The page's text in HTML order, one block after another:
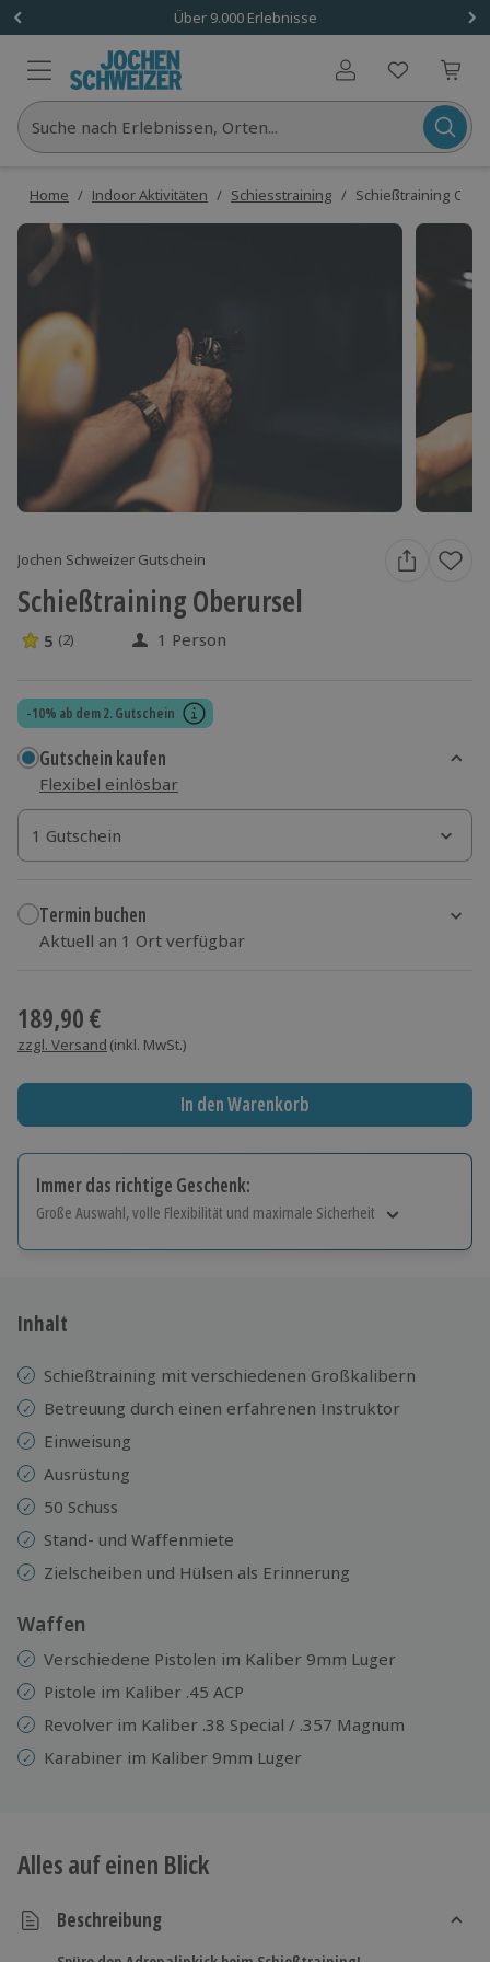
Über 9.000 Erlebnisse
Benutzerkonto
Suche nach Erlebnissen, Orten...
Home / Indoor Aktivitäten / Schiesstraining / Schießtraining
Jochen Schweizer Gutschein
Schießtraining Oberursel
5 Sterne von 5 aus 2 Bewertungen
5 (2) 1 Person
-10% ab dem 2. Gutschein
Gutschein kaufen
Flexibel einlösbar
1 Gutschein
1 Gutschein
1 Gutschein
Termin buchen
Aktuell an 1 Ort verfügbar
189,90 €
zzgl. Versand (inkl. MwSt.)
In den Warenkorb
Immer das richtige Geschenk:
Große Auswahl, volle Flexibilität und maximale Sicherheit
Jeder Gutschein für alle Erlebnisse einlösbar.
Inhalt
Schießtraining mit verschiedenen Großkalibern
​​Betreuung durch einen erfahrenen Instruktor
Einweisung
Ausrüstung
50 Schuss
Stand- und Waffenmiete
Zielscheiben und Hülsen als Erinnerung
Waffen
Verschiedene Pistolen im Kaliber 9mm Luger
Pistole im Kaliber .45 ACP
Revolver im Kaliber .38 Special / .357 Magnum
Karabiner im Kaliber 9mm Luger
Alles auf einen Blick
Beschreibung